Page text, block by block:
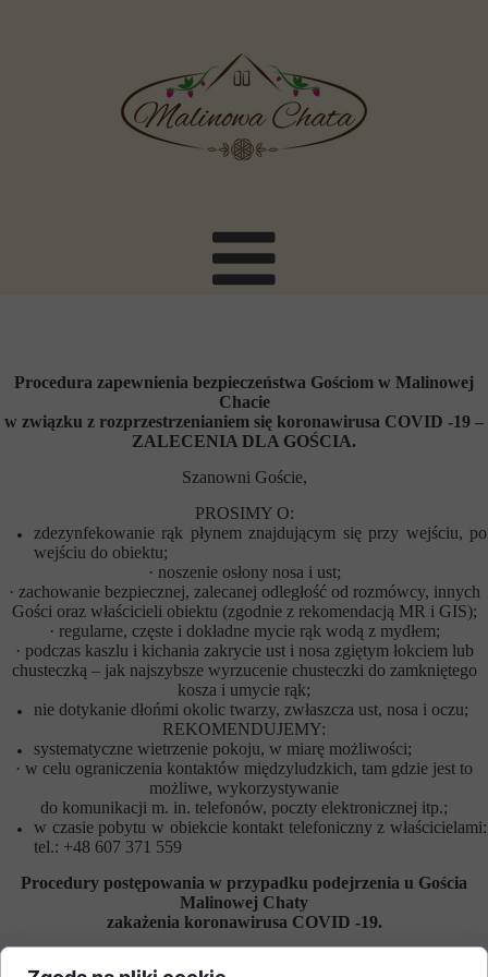
Procedura zapewnienia bezpieczeństwa Gościom w Malinowej
Chacie
w związku z rozprzestrzenianiem się koronawirusa COVID -19 –
ZALECENIA DLA GOŚCIA.
Szanowni Goście,
PROSIMY O:
zdezynfekowanie rąk płynem znajdującym się przy wejściu, po
wejściu do obiektu;
· noszenie osłony nosa i ust;
· zachowanie bezpiecznej, zalecanej odległość od rozmówcy, innych
Gości oraz właścicieli obiektu (zgodnie z rekomendacją MR i GIS);
· regularne, częste i dokładne mycie rąk wodą z mydłem;
· podczas kaszlu i kichania zakrycie ust i nosa zgiętym łokciem lub
chusteczką – jak najszybsze wyrzucenie chusteczki do zamkniętego
kosza i umycie rąk;
nie dotykanie dłońmi okolic twarzy, zwłaszcza ust, nosa i oczu;
REKOMENDUJEMY:
systematyczne wietrzenie pokoju, w miarę możliwości;
· w celu ograniczenia kontaktów międzyludzkich, tam gdzie jest to
możliwe, wykorzystywanie
do komunikacji m. in. telefonów, poczty elektronicznej itp.;
w czasie pobytu w obiekcie kontakt telefoniczny z właścicielami:
tel.: +48 607 371 559
Procedury postępowania w przypadku podejrzenia u Gościa
Malinowej Chaty
zakażenia koronawirusa COVID -19.
W przypadku stwierdzenia wyraźnych oznak choroby jak